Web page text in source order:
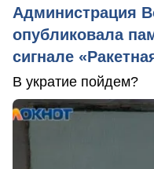
Администрация
опубликовала
сигнале
В укратие пойдем?